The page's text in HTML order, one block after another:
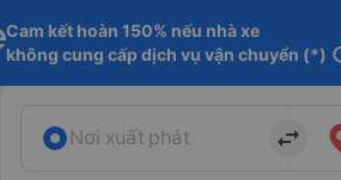
Cam kết hoàn 150% nếu nhà xe
không cung cấp dịch vụ vận chuyển (*)
Nơi xuất phát import_export